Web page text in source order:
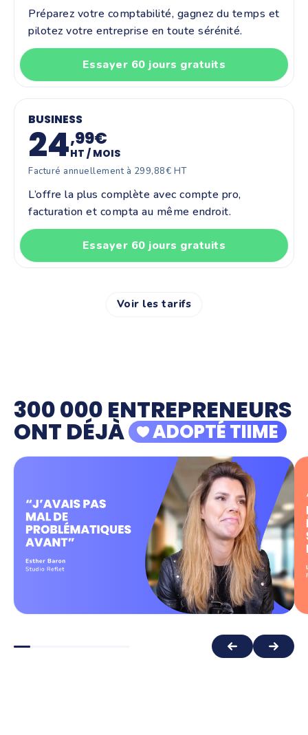
Préparez votre comptabilité, gagnez du temps et
pilotez votre entreprise en toute sérénité.
Essayer 60 jours gratuits
BUSINESS
24,99€
HT / MOIS
Facturé annuellement à 299,88€ HT
L’offre la plus complète avec compte pro,
facturation et compta au même endroit.
Essayer 60 jours gratuits
Voir les tarifs
300 000 ENTREPRENEURS
ONT DÉJÀ ADOPTÉ TIIME